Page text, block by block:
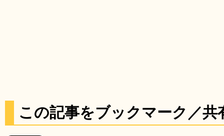
この記事をブックマーク／共